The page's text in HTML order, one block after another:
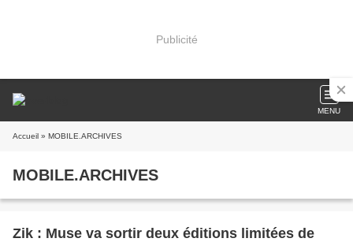
Publicité
MENU
Accueil » MOBILE.ARCHIVES
MOBILE.ARCHIVES
Zik : Muse va sortir deux éditions limitées de